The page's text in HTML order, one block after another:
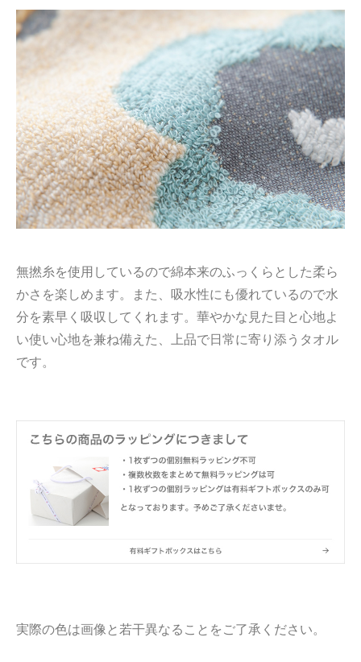
無撚糸を使用しているので綿本来のふっくらとした柔ら
かさを楽しめます。また、吸水性にも優れているので水
分を素早く吸収してくれます。華やかな見た目と心地よ
い使い心地を兼ね備えた、上品で日常に寄り添うタオル
です。
実際の色は画像と若干異なることをご了承ください。